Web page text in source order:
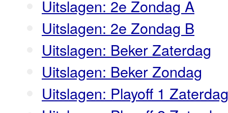
Uitslagen: 2e Zondag A
Uitslagen: 2e Zondag B
Uitslagen: Beker Zaterdag
Uitslagen: Beker Zondag
Uitslagen: Playoff 1 Zaterdag